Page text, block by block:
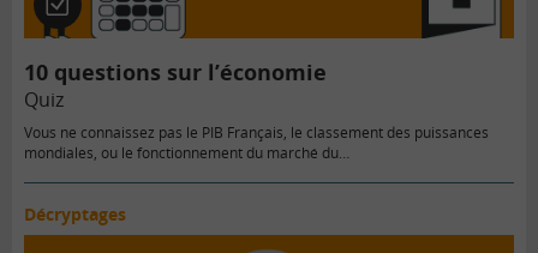
Quiz
10 questions sur l’économie
Quiz
Vous ne connaissez pas le PIB Français, le classement des puissances
mondiales, ou le fonctionnement du marché du…
Décryptages